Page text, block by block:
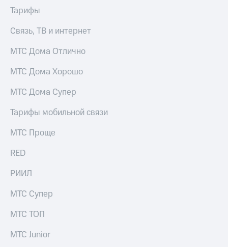
капитал
и
Рынок
Описание
Программа
Порядок
выкупа
Описание
Уведомление
погашении
Тарифы
Связь, ТВ и интернет
МТС Дома Отлично
МТС Дома Хорошо
МТС Дома Супер
Тарифы мобильной связи
МТС Проще
RED
РИИЛ
МТС Супер
МТС ТОП
МТС Junior